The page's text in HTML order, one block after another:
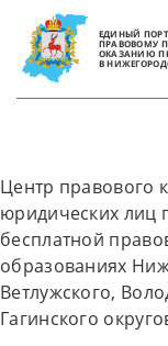
ЕДИНЫЙ
ПРАВОВОМУ
ОКАЗАНИЮ
В
Центр правового
юридических лиц
бесплатной
образованиях
Ветлужского,
Гагинского